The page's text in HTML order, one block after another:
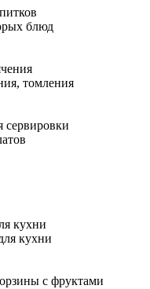
блюд
томления
сервировки
кухни
кухни
с фруктами